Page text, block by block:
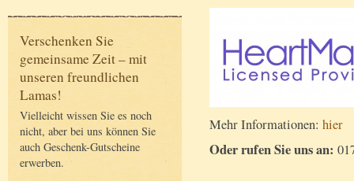
Verschenken Sie
gemeinsame Zeit – mit
unseren freundlichen
Lamas!
Vielleicht wissen Sie es noch
nicht, aber bei uns können Sie
auch Geschenk-Gutscheine
erwerben.
Mehr Informationen: hier
Oder rufen Sie uns an: